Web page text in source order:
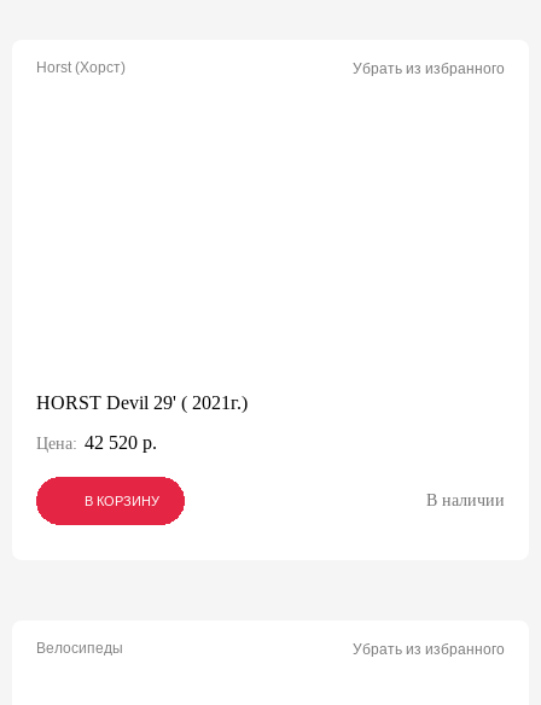
Horst (Хорст) Убрать из избранного
HORST Devil 29' ( 2021г.)
Цена: 42 520 р.
В КОРЗИНУ
В КОРЗИНУ
В КОРЗИНУ В наличии
Велосипеды Убрать из избранного